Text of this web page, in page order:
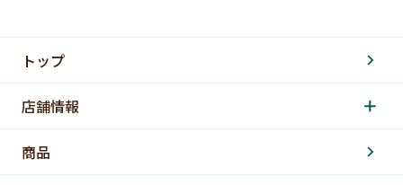
トップ
店舗情報
商品